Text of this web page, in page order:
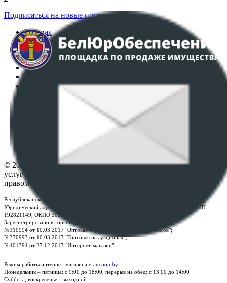
Подписаться на новые поступления
Главная
Аукционы
Интернет-магазин
Регламент организации и проведения торгов
Политика в отношении обработки персональных
ПОЛОЖЕНИЕ О ПОЛИТИКЕ ОБРАБОТКИ COOKIE-
Настройки cookie-файлов
© 2026 Республиканское унитарное предприятие по оказанию
услуг "БелЮрОбеспечение" - Все права защищены авторским
правом
Республиканское унитарное предприятие по оказанию услуг "БелЮрОбеспечение"
Юридический адрес: г. Минск, пр-т. Дзержинского, 1Б, e-mail:
, УНП
192821149, ОКПО 500111895000
Зарегистрировано в торговом реестре Республики Беларусь:
№310994 от 10.03.2017 "Оптовая торговля без торговых объектов";
№370993 от 10.03.2017 "Торговля на аукционах";
№401394 от 27.12.2017 "Интернет-магазин".
Режим работы интернет-магазина e-auction.by:
Понедельник – пятница: с 9:00 до 18:00, перерыв на обед: с 13:00 до 14:00
Суббота, воскресенье - выходной